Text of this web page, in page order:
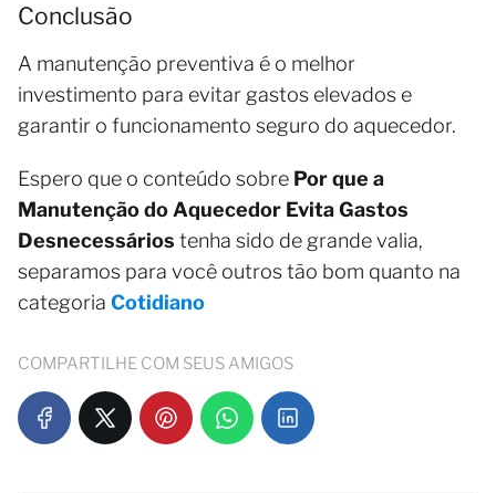
Conclusão
A manutenção preventiva é o melhor
investimento para evitar gastos elevados e
garantir o funcionamento seguro do aquecedor.
Espero que o conteúdo sobre Por que a
Manutenção do Aquecedor Evita Gastos
Desnecessários tenha sido de grande valia,
separamos para você outros tão bom quanto na
categoria Cotidiano
COMPARTILHE COM SEUS AMIGOS